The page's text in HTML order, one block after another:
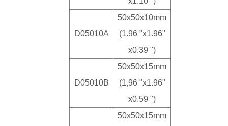
D05010A
50x50x10mm
(1.96 "x1.96"
x0.39 ")
D05010B
50x50x15mm
(1,96 "x1.96"
x0.59 ")
50x50x15mm